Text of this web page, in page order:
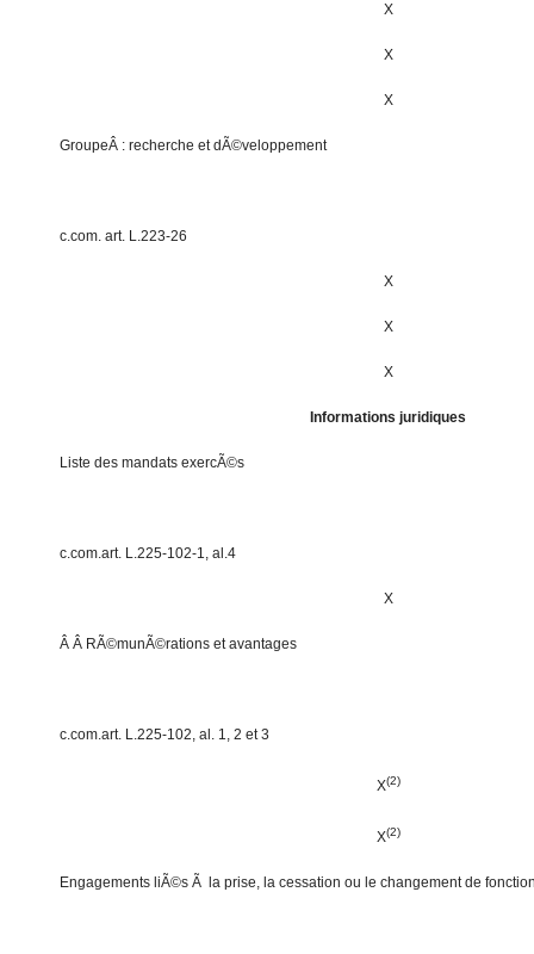
X
X
X
GroupeÂ : recherche et dÃ©veloppement
c.com. art. L.223-26
X
X
X
Informations juridiques
Liste des mandats exercÃ©s
c.com.art. L.225-102-1, al.4
X
Â Â RÃ©munÃ©rations et avantages
c.com.art. L.225-102, al. 1, 2 et 3
X(2)
X(2)
Engagements liÃ©s Ã la prise, la cessation ou le changement de